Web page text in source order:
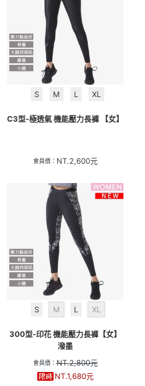
S M L XL
C3型-極透氣 機能壓力長褲 【女】
會員價： NT.2,600元
S M L XL
300型-印花 機能壓力長褲【女】
潑墨
會員價：NT.2,800元
NT.1,680元